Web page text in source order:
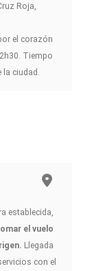
Roja,
el corazón
Tiempo
la ciudad.
establecida,
el vuelo
Llegada
con el